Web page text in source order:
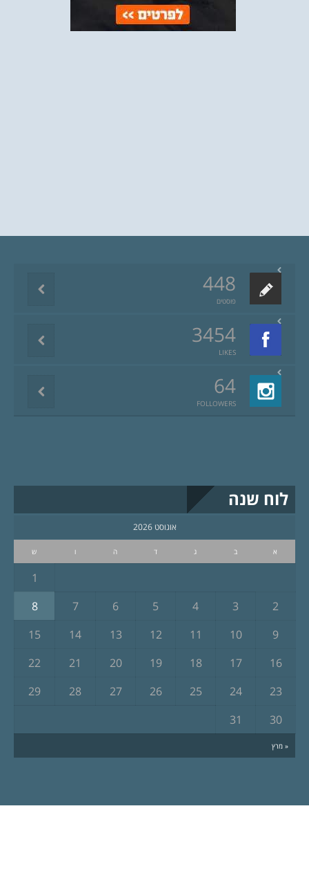
448
פוסטים
3454
LIKES
64
FOLLOWERS
לוח שנה
אוגוסט 2026
א ב ג ד ה ו ש
« מרץ
1
2
3
4
5
6
7
8
9
10
11
12
13
14
15
16
17
18
19
20
21
22
23
24
25
26
27
28
29
30
31